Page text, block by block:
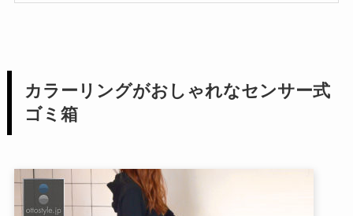
カラーリングがおしゃれなセンサー式
ゴミ箱